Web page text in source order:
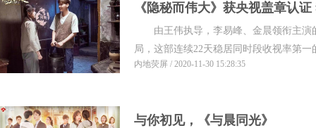
《隐秘而伟大》获央视盖章认
由王伟执导，李易峰、金晨领衔主演
局，这部连续22天稳居同时段收视率第
内地荧屏 / 2020-11-30 15:28:35
与你初见，《与晨同光》